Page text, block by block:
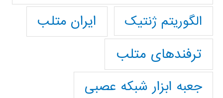
الگوریتم ژنتیک
ایران متلب
ترفندهای متلب
جعبه ابزار شبکه عصبی